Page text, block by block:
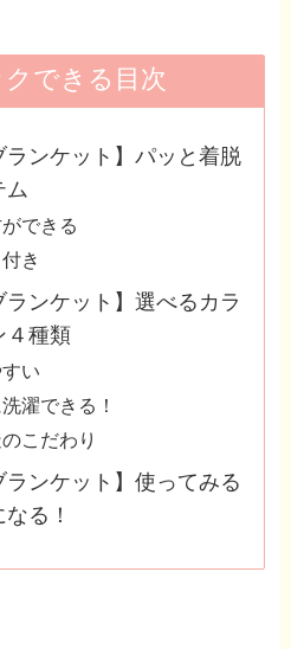
できる目次
ランケット】パッと着脱
ム
できる
き
ランケット】選べるカラ
４種類
い
濯できる！
こだわり
ランケット】使ってみる
る！